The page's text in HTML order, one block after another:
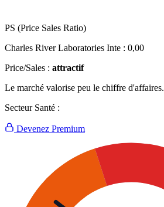
PS (Price Sales Ratio)
Charles River Laboratories Inte : 0,00
Price/Sales : attractif
Le marché valorise peu le chiffre d'affaires.
Secteur Santé :
Devenez Premium